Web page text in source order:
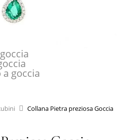
Collana Pietra preziosa Goccia